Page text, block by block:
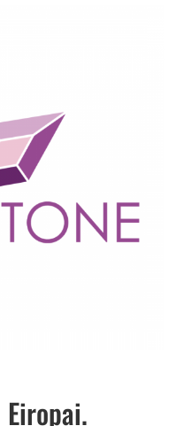
Eiropai.